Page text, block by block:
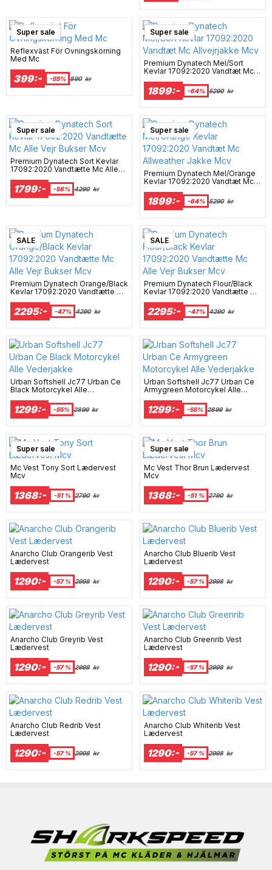
Super sale
Reflexväst För Övningskörning
Med Mc
399:- -55% 890 kr
Super sale
Premium Dynatech Mel/Sort
Kevlar 17092:2020 Vandtæt Mc
1899:- -64% 5290 kr
Super sale
Premium Dynatech Sort Kevlar
17092:2020 Vandtætte Mc Alle
1799:- -58% 4290 kr
Surprise
Campaign
Super sale
Premium Dynatech Mel/Orange
Kevlar 17092:2020 Vandtæt Mc
1899:- -64% 5290 kr
SALE
Premium Dynatech Orange/Black
Kevlar 17092:2020 Vandtætte Mc
2295:- -47% 4290 kr
SALE
Premium Dynatech Flour/Black
Kevlar 17092:2020 Vandtætte Mc
2295:- -47% 4290 kr
Urban Softshell Jc77 Urban Ce
Black Motorcykel Alle
1299:- -55% 2899 kr
Urban Softshell Jc77 Urban Ce
Armygreen Motorcykel Alle
1299:- -55% 2899 kr
Super sale
Mc Vest Tony Sort Lædervest
Mcv
1368:- -51 % 2790 kr
Super sale
Mc Vest Thor Brun Lædervest
Mcv
1368:- -51 % 2790 kr
Anarcho Club Orangerib Vest
Lædervest
1290:- -57 % 2998 kr
Anarcho Club Bluerib Vest
Lædervest
1290:- -57 % 2998 kr
Anarcho Club Greyrib Vest
Lædervest
1290:- -57 % 2998 kr
Anarcho Club Greenrib Vest
Lædervest
1290:- -57 % 2998 kr
Anarcho Club Redrib Vest
Lædervest
1290:- -57 % 2998 kr
Anarcho Club Whiterib Vest
Lædervest
1290:- -57 % 2998 kr